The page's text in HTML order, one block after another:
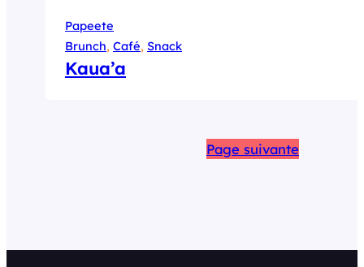
Papeete
Brunch, Café, Snack
Kaua’a
Page suivante